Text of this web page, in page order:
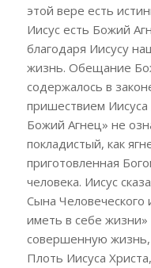
этой вере есть
Иисус есть Божий
благодаря Иисусу
жизнь. Обещание
содержалось в
пришествием
Божий Агнец» не
покладистый, как
приготовленная
человека. Иисус
Сына Человеческого
иметь в себе
совершенную жизнь,
Плоть Иисуса